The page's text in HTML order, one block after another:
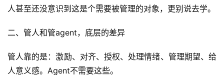
人甚至还没意识到这是个需要被管理的对象，更别说去学。
二、管人和管agent，底层的差异
管人靠的是：激励、对齐、授权、处理情绪、管理期望、给
人意义感。Agent不需要这些。